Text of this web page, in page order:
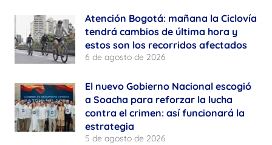
Atención Bogotá: mañana la Ciclovía
tendrá cambios de última hora y
estos son los recorridos afectados
6 de agosto de 2026
El nuevo Gobierno Nacional escogió
a Soacha para reforzar la lucha
contra el crimen: así funcionará la
estrategia
5 de agosto de 2026